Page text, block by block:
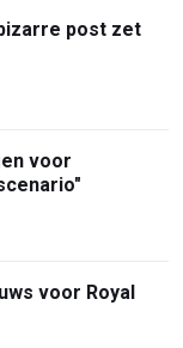
post zet
voor
voor Royal